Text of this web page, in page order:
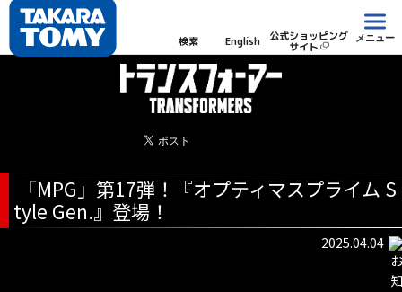
検索 English 公式ショッピング
サイト
メニュー
「MPG」第17弾！『オプティマスプライム S
tyle Gen.』登場！
2025.04.04